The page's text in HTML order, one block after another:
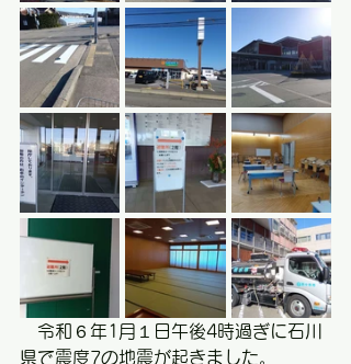
令和６年1月１日午後4時過ぎに石川
県で震度7の地震が起きました。